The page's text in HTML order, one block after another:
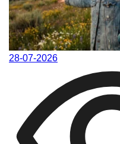
28-07-2026